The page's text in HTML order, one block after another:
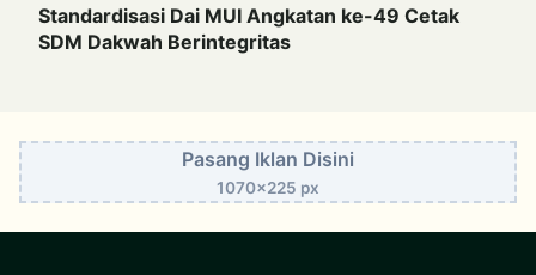
Standardisasi Dai MUI Angkatan ke-49 Cetak
SDM Dakwah Berintegritas
Pasang Iklan Disini
1070x225 px